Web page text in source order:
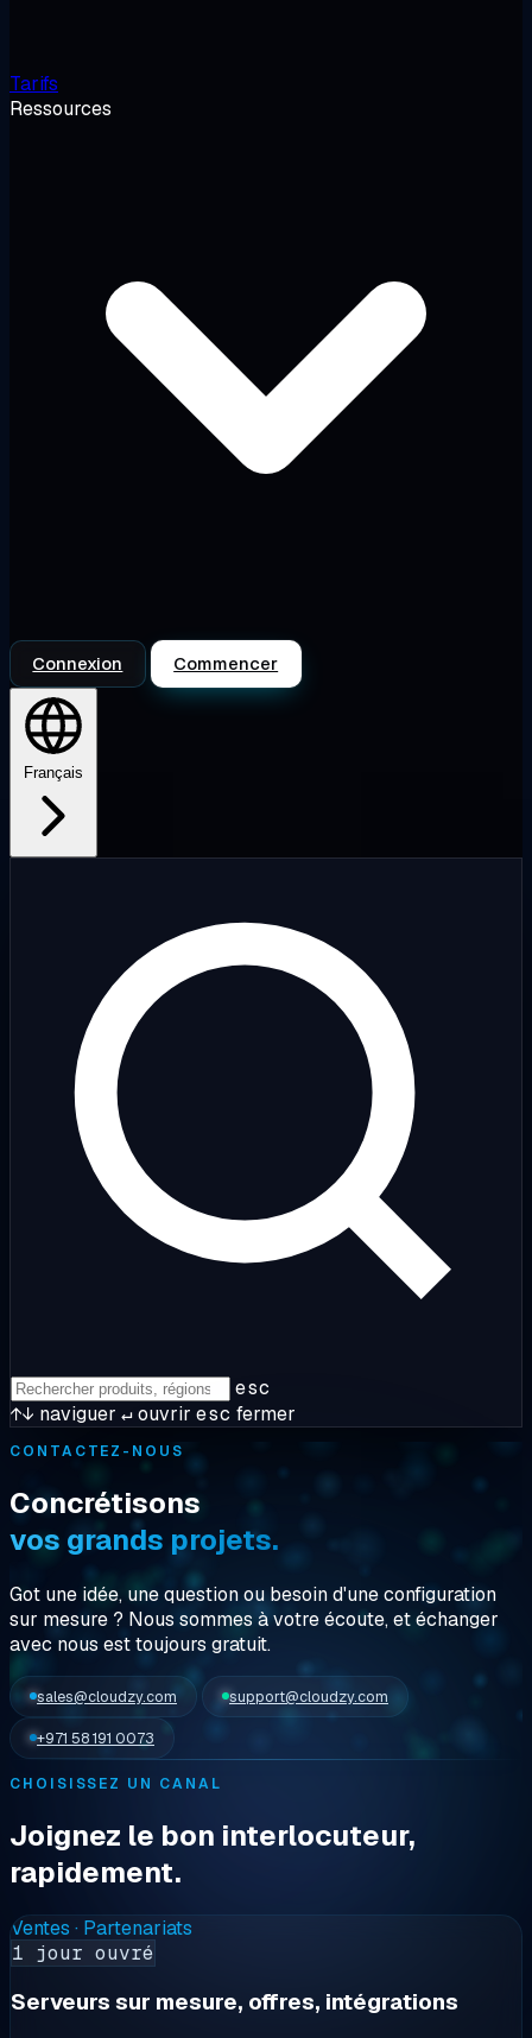
Tarifs
Ressources
Connexion Commencer
Français
esc
↑↓ naviguer ↵ouvrir esc fermer
CONTACTEZ-NOUS
Concrétisons
vos grands projets.
Got une idée, une question ou besoin d'une configuration
sur mesure ? Nous sommes à votre écoute, et échanger
avec nous est toujours gratuit.
sales@cloudzy.com support@cloudzy.com
+971 58 191 0073
CHOISISSEZ UN CANAL
Joignez le bon interlocuteur,
rapidement.
Ventes · Partenariats
1 jour ouvré
Serveurs sur mesure, offres, intégrations